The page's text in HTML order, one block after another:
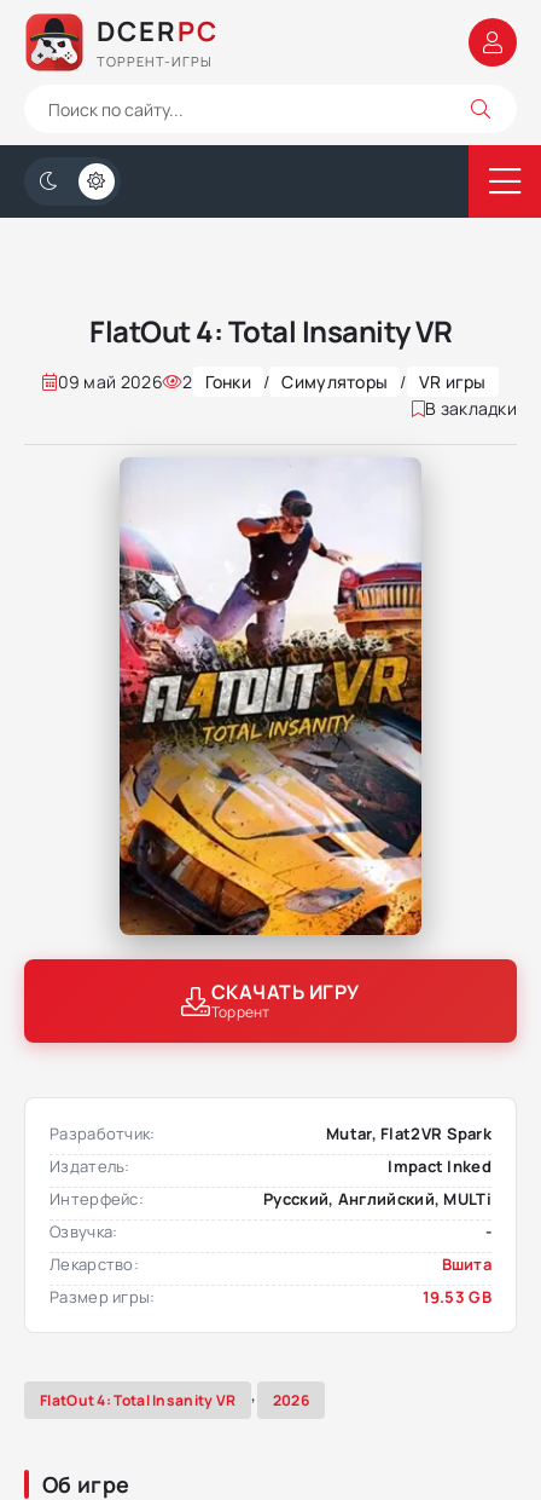
DCERPC
ТОРРЕНТ-ИГРЫ
FlatOut 4: Total Insanity VR
09 май 2026 2 Гонки / Симуляторы / VR игры
В закладки
СКАЧАТЬ ИГРУ
Торрент
Разработчик:
Mutar, Flat2VR Spark
Издатель:
Impact Inked
Интерфейс:
Русский, Английский, MULTi
Озвучка:
-
Лекарство:
Вшита
Размер игры:
19.53 GB
FlatOut 4: Total Insanity VR , 2026
Об игре